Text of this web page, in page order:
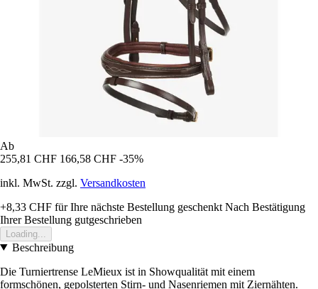
Ab
255,81 CHF 166,58 CHF -35%
inkl. MwSt. zzgl. Versandkosten
+8,33 CHF für Ihre nächste Bestellung geschenkt Nach Bestätigung
Ihrer Bestellung gutgeschrieben
Loading...
Beschreibung
Die Turniertrense LeMieux ist in Showqualität mit einem
formschönen, gepolsterten Stirn- und Nasenriemen mit Ziernähten.